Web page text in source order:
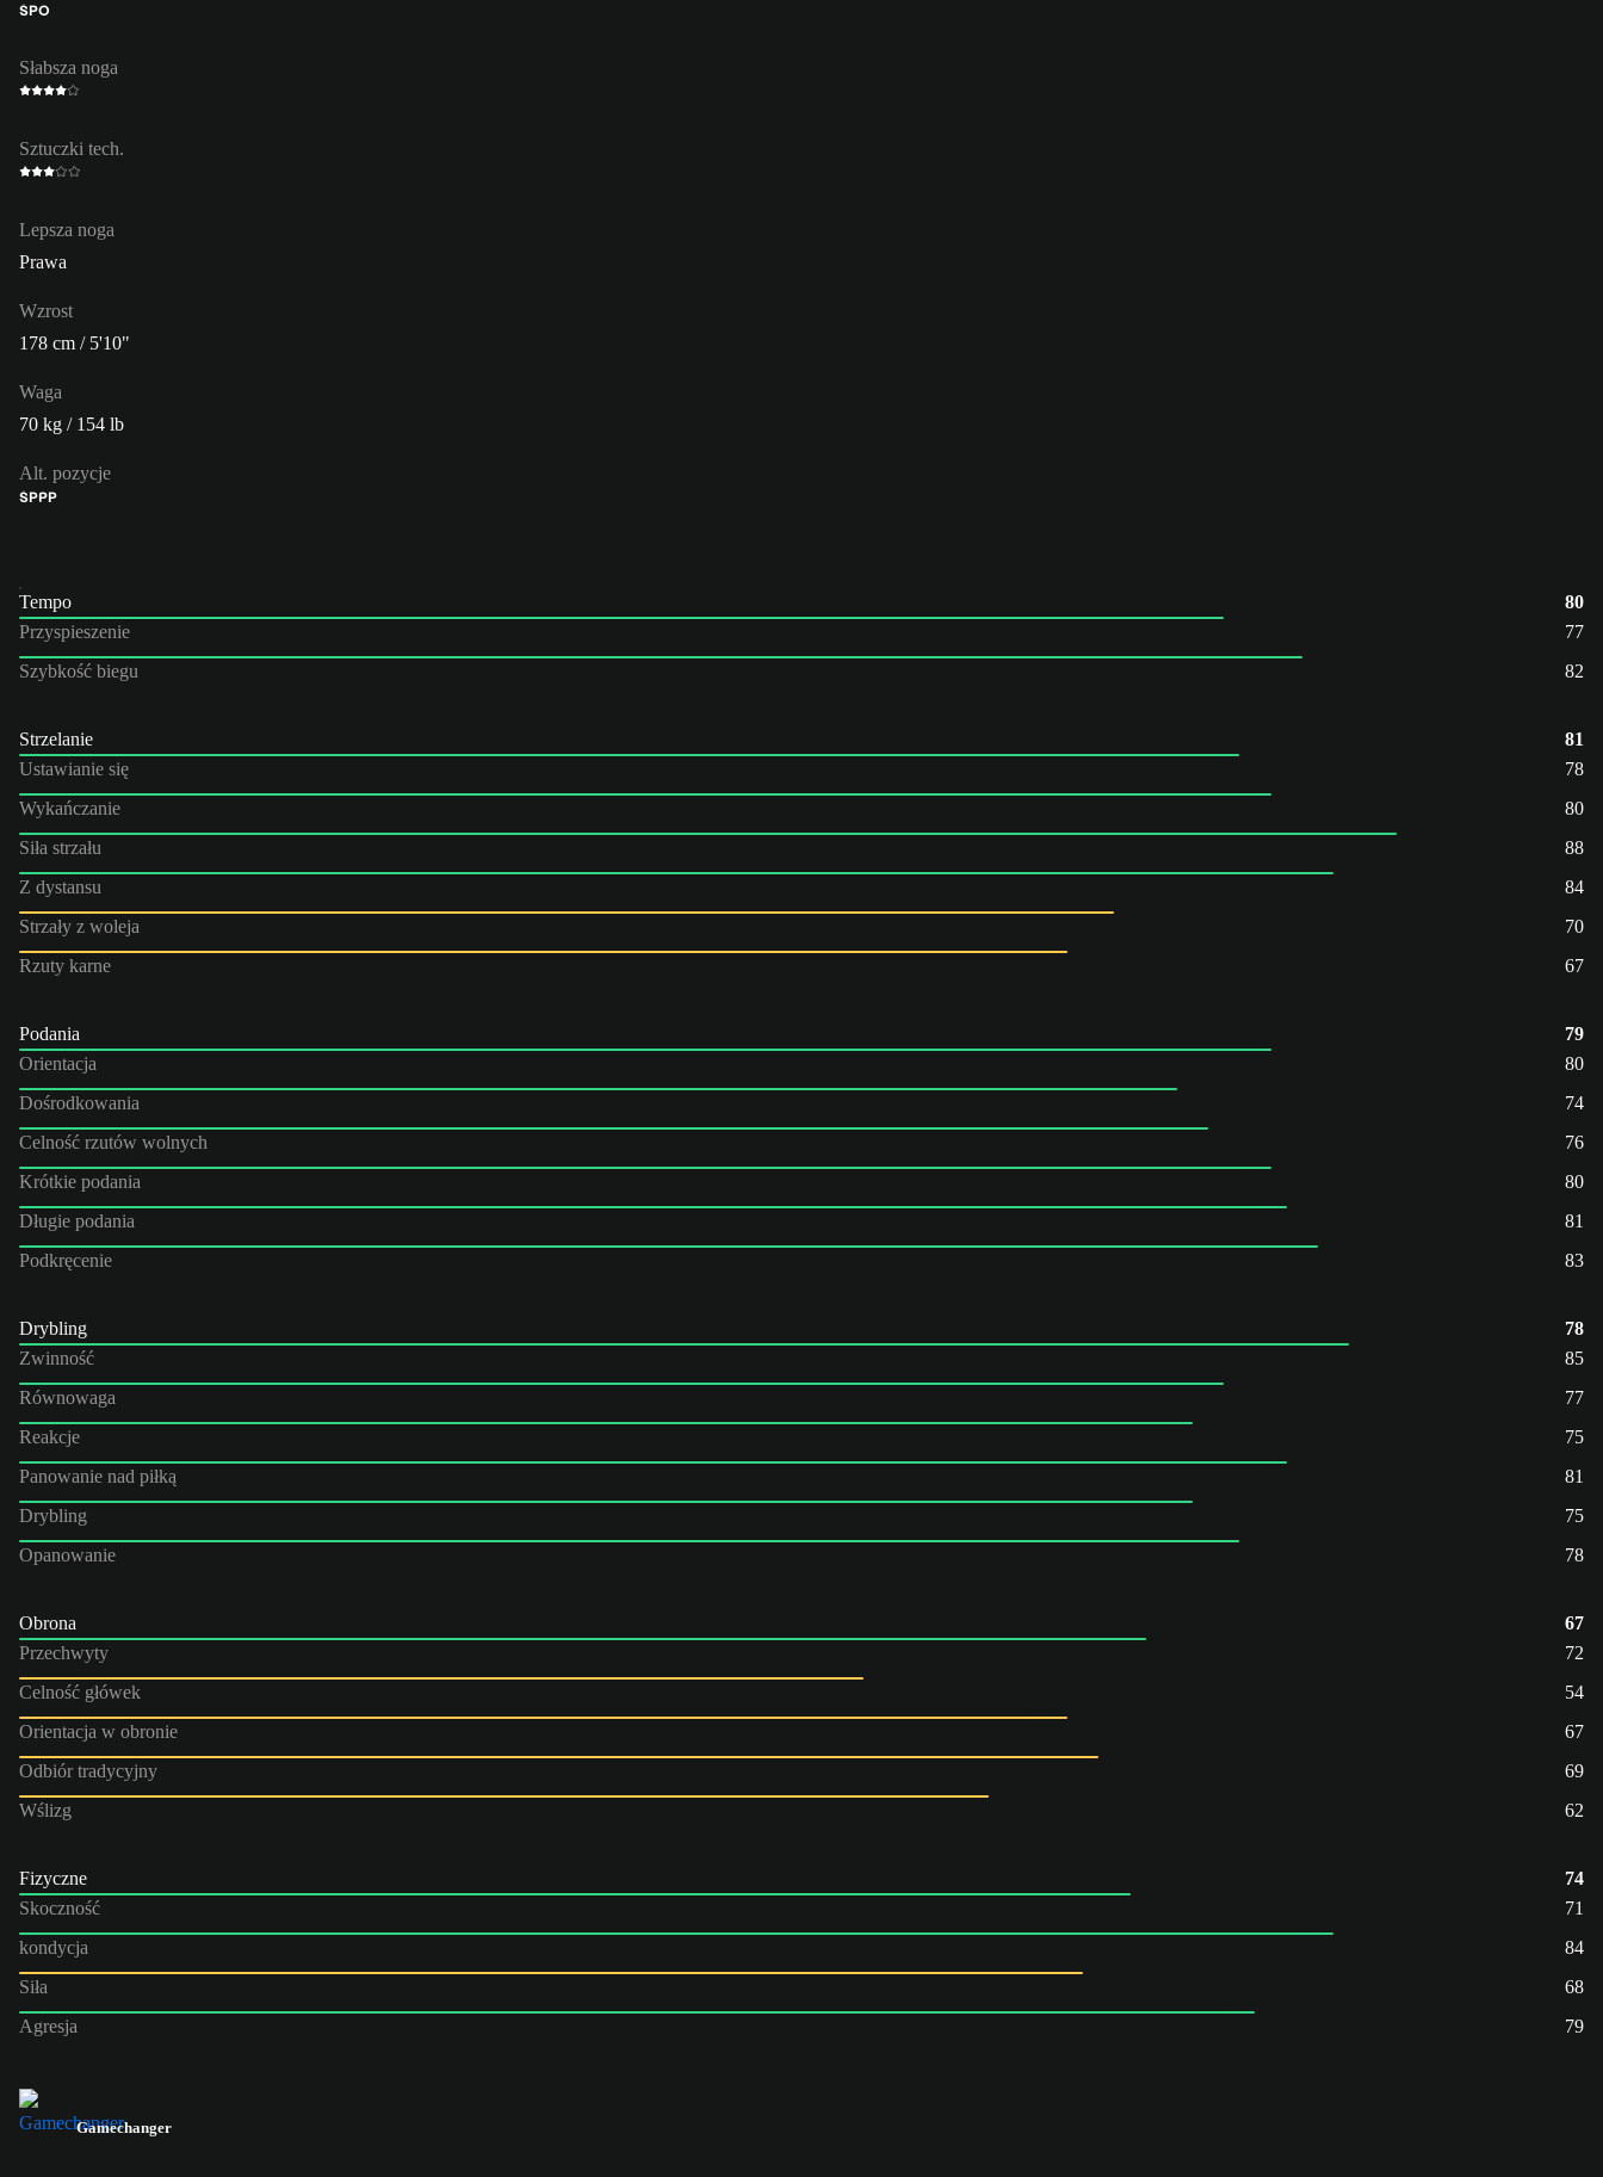
ŚPO
Słabsza noga
Sztuczki tech.
Lepsza noga
Prawa
Wzrost
178 cm / 5'10"
Waga
70 kg / 154 lb
Alt. pozycje
ŚPPP
Tempo
80
Przyspieszenie
77
Szybkość biegu
82
Strzelanie
81
Ustawianie się
78
Wykańczanie
80
Siła strzału
88
Z dystansu
84
Strzały z woleja
70
Rzuty karne
67
Podania
79
Orientacja
80
Dośrodkowania
74
Celność rzutów wolnych
76
Krótkie podania
80
Długie podania
81
Podkręcenie
83
Drybling
78
Zwinność
85
Równowaga
77
Reakcje
75
Panowanie nad piłką
81
Drybling
75
Opanowanie
78
Obrona
67
Przechwyty
72
Celność główek
54
Orientacja w obronie
67
Odbiór tradycyjny
69
Wślizg
62
Fizyczne
74
Skoczność
71
kondycja
84
Siła
68
Agresja
79
Gamechanger